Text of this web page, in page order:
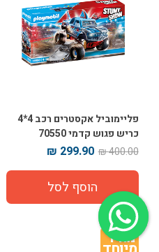
פליימוביל אקסטרים רכב 4*4
כריש פגוש קדמי 70550
400.00 ₪
299.90 ₪
מחיר